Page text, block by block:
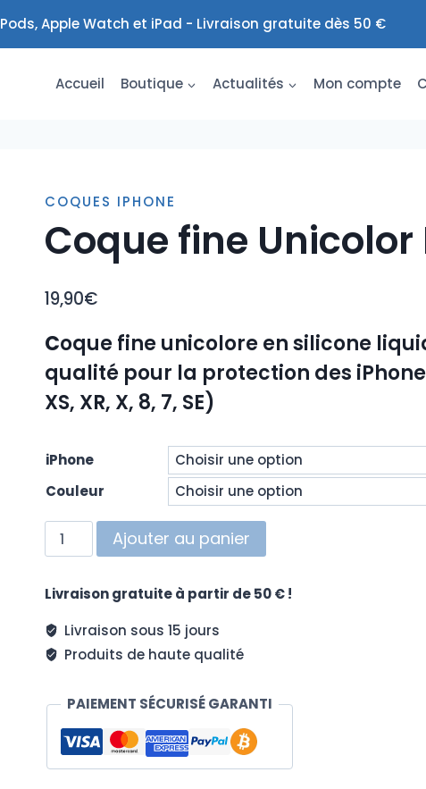
Apple Watch et iPad - Livraison gratuite dès 50 €
Accueil Boutique Actualités Mon compte
COQUES IPHONE
Coque fine Unicolor
19,90€
Coque fine unicolore en silicone
qualité pour la protection des iPhone
XS, XR, X, 8, 7, SE)
iPhone
Couleur
quantité
de
fine
R
Ajouter au panier
Livraison gratuite à partir de 50 € !
Livraison sous 15 jours
Produits de haute qualité
PAIEMENT SÉCURISÉ GARANTI